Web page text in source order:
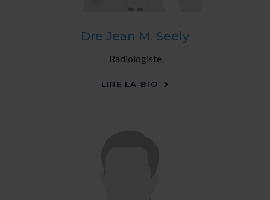
Dre Jean M. Seely
Radiologiste
LIRE LA BIO